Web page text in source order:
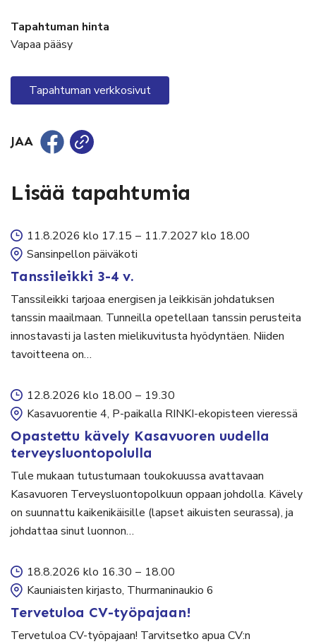
Tapahtuman hinta
Vapaa pääsy
Tapahtuman verkkosivut
JAA
Lisää tapahtumia
11.8.2026 klo 17.15 – 11.7.2027 klo 18.00
Sansinpellon päiväkoti
Tanssileikki 3-4 v.
Tanssileikki tarjoaa energisen ja leikkisän johdatuksen
tanssin maailmaan. Tunneilla opetellaan tanssin perusteita
innostavasti ja lasten mielikuvitusta hyödyntäen. Niiden
tavoitteena on…
12.8.2026 klo 18.00 – 19.30
Kasavuorentie 4, P-paikalla RINKI-ekopisteen vieressä
Opastettu kävely Kasavuoren uudella
terveysluontopolulla
Tule mukaan tutustumaan toukokuussa avattavaan
Kasavuoren Terveysluontopolkuun oppaan johdolla. Kävely
on suunnattu kaikenikäisille (lapset aikuisten seurassa), ja
johdattaa sinut luonnon…
18.8.2026 klo 16.30 – 18.00
Kauniaisten kirjasto, Thurmaninaukio 6
Tervetuloa CV-työpajaan!
Tervetuloa CV-työpajaan! Tarvitsetko apua CV:n